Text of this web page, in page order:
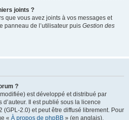
joints ?
que vous avez joints à vos messages et
panneau de l’utilisateur puis Gestion des
?
est développé et distribué par
d’auteur. Il est publié sous la licence
2.0) et peut être diffusé librement. Pour
« À propos de phpBB » (en anglais).